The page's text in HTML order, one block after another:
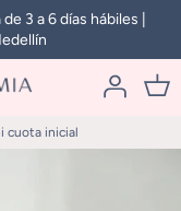
3 a 6 días hábiles |
cuota inicial